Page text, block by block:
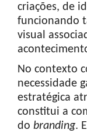
criações, de
funcionando
visual
No contexto
necessidade
estratégica
constitui a
do branding.